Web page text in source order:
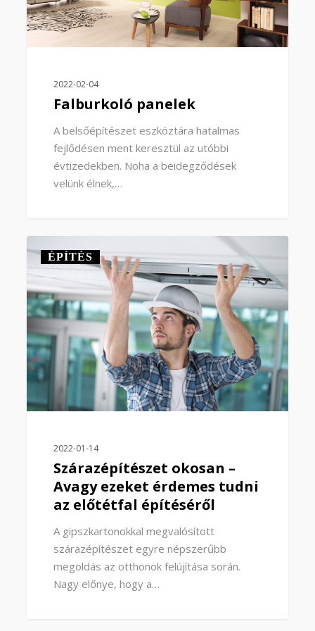
2022-02-04
Falburkoló panelek
A belsőépítészet eszköztára hatalmas
fejlődésen ment keresztül az utóbbi
évtizedekben. Noha a beidegződések
velünk élnek,…
ÉPÍTÉS
2022-01-14
Szárazépítészet okosan –
Avagy ezeket érdemes tudni
az előtétfal építéséről
A gipszkartonokkal megvalósított
szárazépítészet egyre népszerűbb
megoldás az otthonok felújítása során.
Nagy előnye, hogy a…